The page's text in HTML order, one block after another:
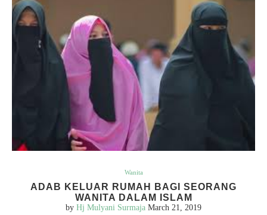
Wanita
ADAB KELUAR RUMAH BAGI SEORANG
WANITA DALAM ISLAM
by Hj Mulyani Surmaja March 21, 2019